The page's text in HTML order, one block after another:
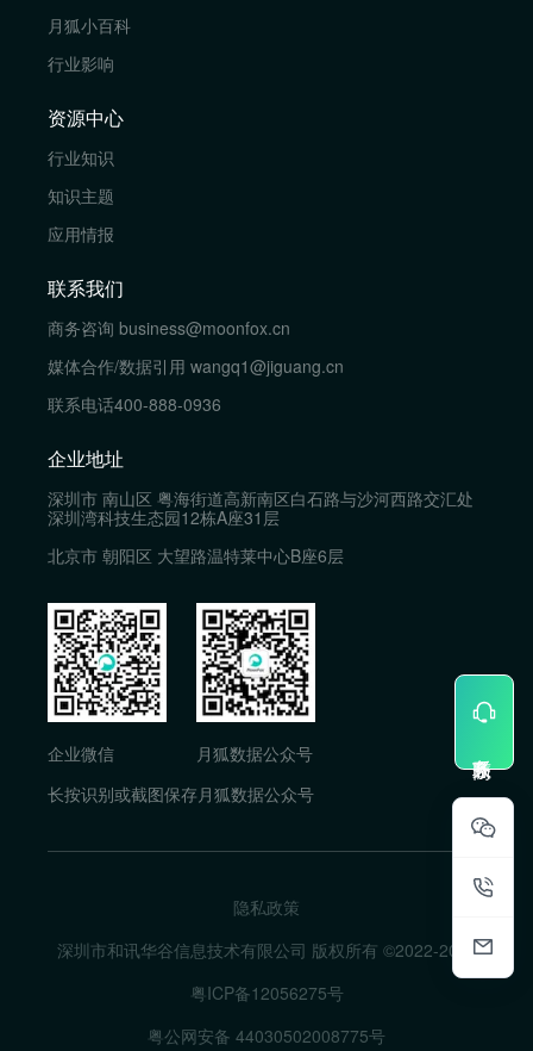
月狐小百科
行业影响
资源中心
行业知识
知识主题
应用情报
联系我们
商务咨询 business@moonfox.cn
媒体合作/数据引用 wangq1@jiguang.cn
联系电话400-888-0936
企业地址
深圳市 南山区 粤海街道高新南区白石路与沙河西路交汇处
深圳湾科技生态园12栋A座31层
北京市 朝阳区 大望路温特莱中心B座6层
企业微信
月狐数据公众号
长按识别或截图保存月狐数据公众号
隐私政策
深圳市和讯华谷信息技术有限公司 版权所有 ©2022-2026
粤ICP备12056275号
粤公网安备 44030502008775号